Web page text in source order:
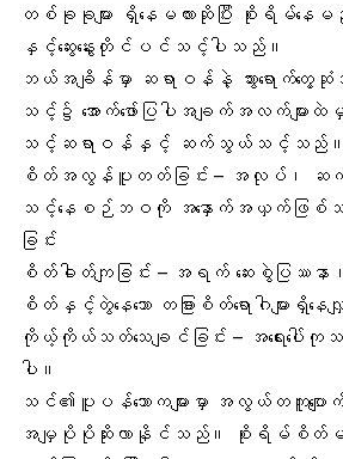
တစ်ခုခုများ ရှိနေမလားဆိုပြီး စိုးရိမ်န
နှင့်ဆွေးနွေးတိုင်ပင်သင့်ပါသည်။
ဘယ်အချိန်မှာ ဆရာဝန်နဲ့ သွားရောက်တွ
သင့်၌ အောက်ဖော်ပြပါအချက်အလက်မျ
သင့်ဆရာဝန်နှင့် ဆက်သွယ်သင့်သည်။
စိတ်အလွန်ပူတတ်ခြင်း – အလုပ်၊ ဆ
သင့်နေစဉ်ဘဝကို အနှောက်အယှက်ဖ
ခြင်း
စိတ်ဓါတ်ကျခြင်း – အရက် ဆေးစွဲပြဿ
စိတ်နှင့်တွဲနေသော တခြားစိတ်ရောဂါများရှိနေ
ကိုယ့်ကိုယ်သတ်သေချင်ခြင်း – အရေးပေါ်
ပါ။
သင်၏ပူပန်သောကများမှာ အလွယ်တကူပျေ
အမျှပိုပိုဆိုးလာနိုင်သည်။ စိုးရိမ်စိ